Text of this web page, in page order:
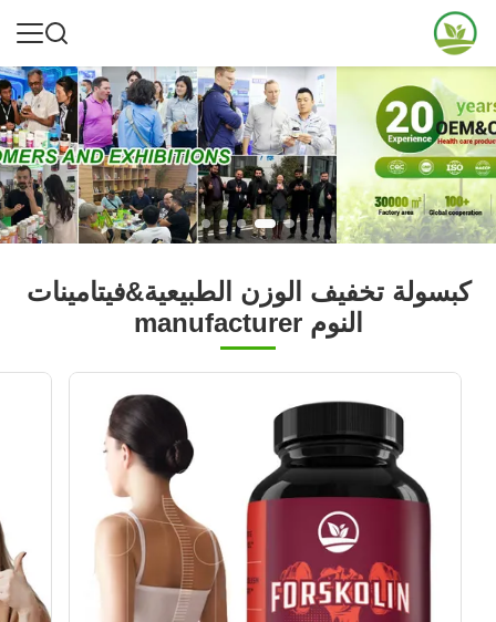
كبسولة تخفيف الوزن الطبيعية&فيتامينات
النوم manufacturer